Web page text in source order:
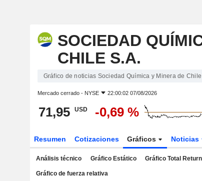
SOCIEDAD
CHILE S.A.
Gráfico de noticias Sociedad Química y Minera de Chile
Mercado cerrado - NYSE 22:00:02 07/08/2026
71,95 USD -0,69 %
Resumen Cotizaciones Gráficos Noticias
Análisis técnico Gráfico Estático Gráfico Total Return
Gráfico de fuerza relativa